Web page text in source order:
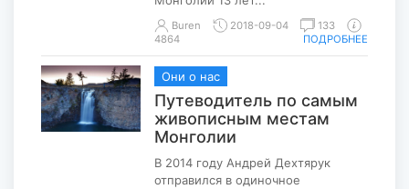
Buren 2018-09-04
133
4864
ПОДРОБНЕЕ
Они о нас
Путеводитель по самым
живописным местам
Монголии
В 2014 году Андрей Дехтярук
отправился в одиночное